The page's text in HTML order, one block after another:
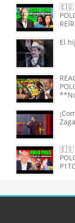
🇪🇸
El
🇪🇸